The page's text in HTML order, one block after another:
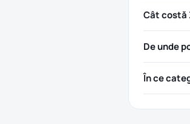
Cât costă
De unde
În ce